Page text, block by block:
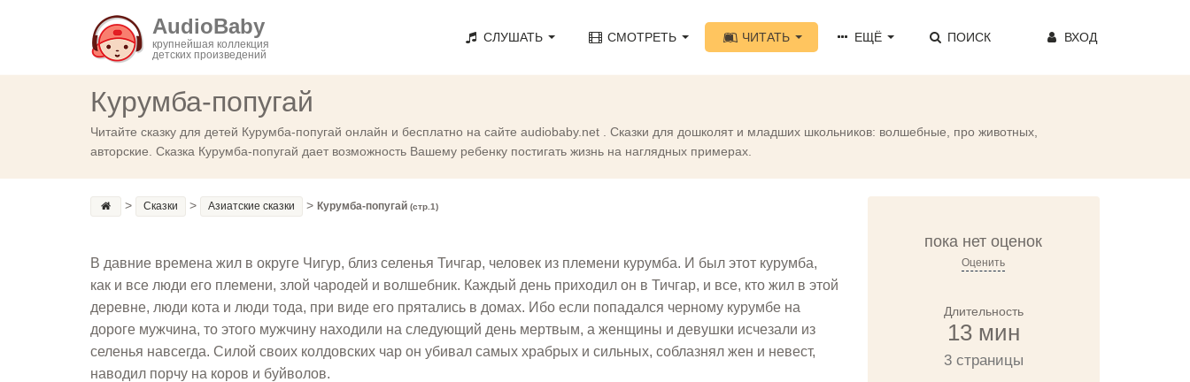
AudioBaby
крупнейшая коллекция
детских произведений
СЛУШАТЬ СМОТРЕТЬ ЧИТАТЬ ЕЩЁ ПОИСК ВХОД
Курумба-попугай
Читайте сказку для детей Курумба-попугай онлайн и бесплатно на сайте audiobaby.net . Сказки для дошколят и младших школьников: волшебные, про животных,
авторские. Сказка Курумба-попугай дает возможность Вашему ребенку постигать жизнь на наглядных примерах.
> Сказки > Азиатские сказки > Курумба-попугай (стр.1)
В давние времена жил в округе Чигур, близ селенья Тичгар, человек из племени курумба. И был этот курумба,
как и все люди его племени, злой чародей и волшебник. Каждый день приходил он в Тичгар, и все, кто жил в этой
деревне, люди кота и люди тода, при виде его прятались в домах. Ибо если попадался черному курумбе на
дороге мужчина, то этого мужчину находили на следующий день мертвым, а женщины и девушки исчезали из
селенья навсегда. Силой своих колдовских чар он убивал самых храбрых и сильных, соблазнял жен и невест,
наводил порчу на коров и буйволов.
пока нет оценок
Оценить
Длительность
13 мин
3 страницы